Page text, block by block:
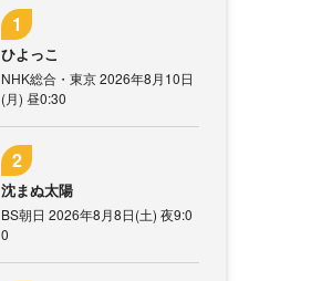
ひよっこ
NHK総合・東京 2026年8月10日
(月) 昼0:30
沈まぬ太陽
BS朝日 2026年8月8日(土) 夜9:0
0